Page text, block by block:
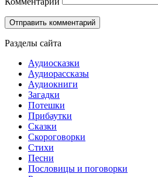
Разделы сайта
Аудиосказки
Аудиорассказы
Аудиокниги
Загадки
Потешки
Прибаутки
Сказки
Скороговорки
Стихи
Песни
Пословицы и поговорки